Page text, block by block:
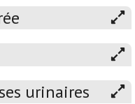
urinaires